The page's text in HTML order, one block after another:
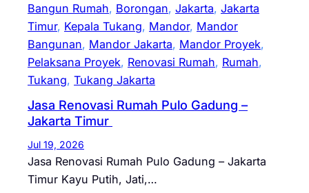
Bangun Rumah, Borongan, Jakarta, Jakarta
Timur, Kepala Tukang, Mandor, Mandor
Bangunan, Mandor Jakarta, Mandor Proyek
Pelaksana Proyek, Renovasi Rumah, Rumah
Tukang, Tukang Jakarta
Jasa Renovasi Rumah Pulo Gadung –
Jakarta Timur
Jul 19, 2026
Jasa Renovasi Rumah Pulo Gadung – Jakarta
Timur Kayu Putih, Jati,…